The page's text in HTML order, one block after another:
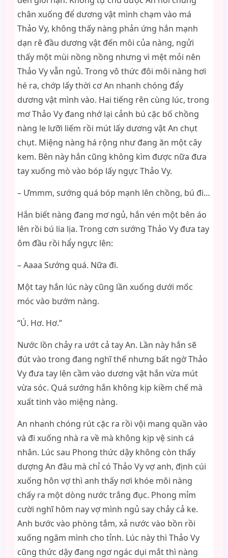
chân xuống để dương vật mình chạm vào má
Thảo Vy, không thấy nàng phản ứng hắn mạnh
dạn rê đầu dương vật đến môi của nàng, ngửi
thấy một mùi nồng nồng nhưng vì mệt mỏi nên
Thảo Vy vẫn ngủ. Trong vô thức đôi môi nàng hơi
hé ra, chớp lấy thời cơ An nhanh chóng đẩy
dương vật mình vào. Hai tiếng rên cùng lúc, trong
mơ Thảo Vy đang nhớ lại cảnh bú cặc bố chồng
nàng le lưỡi liếm rồi mút lấy dương vật An chụt
chụt. Miệng nàng há rộng như đang ăn một cây
kem. Bên này hắn cũng không kìm được nữa đưa
tay xuống mò vào bóp lấy ngực Thảo Vy.
– Ưmmm, sướng quá bóp mạnh lên chồng, bú đi…
Hắn biết nàng đang mơ ngủ, hắn vén một bên áo
lên rồi bú lia lịa. Trong cơn sướng Thảo Vy đưa tay
ôm đầu rồi hẩy ngực lên:
– Aaaa Sướng quá. Nữa đi.
Một tay hắn lúc này cũng lần xuống dưới mốc
móc vào bướm nàng.
“Ú. Hơ. Hơ.”
Nước lồn chảy ra ướt cả tay An. Lần này hắn sẽ
đút vào trong đang nghĩ thế nhưng bất ngờ Thảo
Vy đưa tay lên cầm vào dương vật hắn vừa mút
vừa sóc. Quá sướng hắn không kịp kiềm chế mà
xuất tinh vào miệng nàng.
An nhanh chóng rút cặc ra rồi vội mang quần vào
và đi xuống nhà ra về mà không kịp vệ sinh cá
nhân. Lúc sau Phong thức dậy không còn thấy
dượng An đâu mà chỉ có Thảo Vy vợ anh, định cúi
xuống hôn vợ thì anh thấy nơi khóe môi nàng
chấy ra một dòng nước trắng đục. Phong mỉm
cười nghĩ hôm nay vợ mình ngủ say chảy cả ke.
Anh bước vào phòng tắm, xả nước vào bồn rồi
xuống ngâm mình cho tỉnh. Lúc này thì Thảo Vy
cũng thức dậy đang ngơ ngác dụi mắt thì nàng